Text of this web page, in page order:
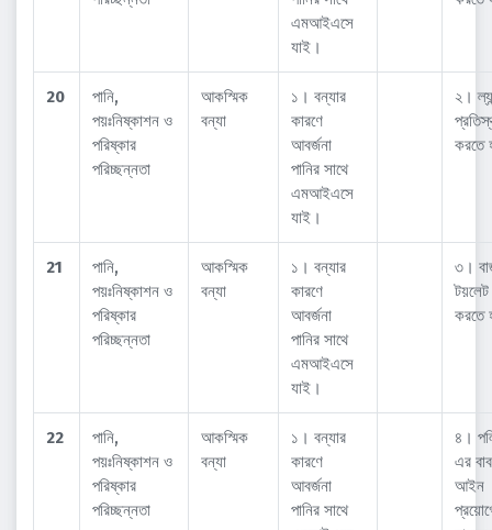
এমআইএসে
যাই।
20
পানি,
পয়ঃনিষ্কাশন ও
পরিষ্কার
পরিচ্ছন্নতা
আকস্মিক
বন্যা
১। বন্যার
কারণে
আবর্জনা
পানির সাথে
এমআইএসে
যাই।
২।
করতে
21
পানি,
পয়ঃনিষ্কাশন ও
পরিষ্কার
পরিচ্ছন্নতা
আকস্মিক
বন্যা
১। বন্যার
কারণে
আবর্জনা
পানির সাথে
এমআইএসে
যাই।
৩।
করতে
22
পানি,
পয়ঃনিষ্কাশন ও
পরিষ্কার
পরিচ্ছন্নতা
আকস্মিক
বন্যা
১। বন্যার
কারণে
আবর্জনা
পানির সাথে
৪।
এর
আইন